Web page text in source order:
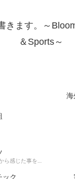
きます。～
＆Sports～
海
スポーツニュースなどの中から感じた事を書きます。
ック